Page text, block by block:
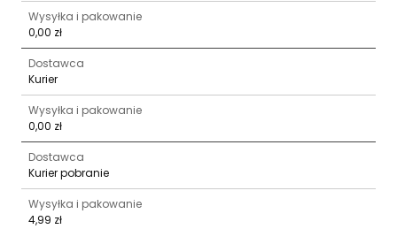
Wysyłka i pakowanie
0,00 zł
Dostawca
Kurier
Wysyłka i pakowanie
0,00 zł
Dostawca
Kurier pobranie
Wysyłka i pakowanie
4,99 zł